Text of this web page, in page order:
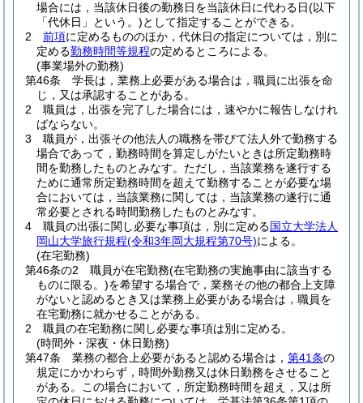
場合には，当該休日後の勤務日を当該休日に代わる日(以下
「代休日」という。)として指定することができる。
2
前項に定めるもののほか，代休日の指定については，別に
定める勤務時間等規程の定めるところによる。
(事業場外の勤務)
第46条
学長は，業務上必要がある場合は，職員に出張を命
じ，又は承認することがある。
2
職員は，出張を完了した場合には，速やかに報告しなけれ
ばならない。
3
職員が，出張その他法人の職務を帯びて法人外で勤務する
場合であって，勤務時間を算定しがたいときは所定勤務時
間を勤務したものとみなす。 ただし，当該業務を遂行する
ために通常所定勤務時間を超えて勤務することが必要な場
合においては，当該業務に関しては，当該業務の遂行に通
常必要とされる時間勤務したものとみなす。
4
職員の出張に関し必要な事項は，別に定める国立大学法人
岡山大学旅行規程(令和3年岡大規程第70号)による。
(在宅勤務)
第46条の2
職員が在宅勤務(在宅勤務の実施事由に該当する
ものに限る。)を希望する場合で，業務その他の都合上支障
がないと認めるとき又は業務上必要がある場合は，職員を
在宅勤務に就かせることがある。
2
職員の在宅勤務に関し必要な事項は別に定める。
(時間外・深夜・休日勤務)
第47条
業務の都合上必要があると認める場合は， 第41条の
規定にかかわらず，時間外勤務又は休日勤務をさせること
がある。
この場合において，所定勤務時間を超え，又は所